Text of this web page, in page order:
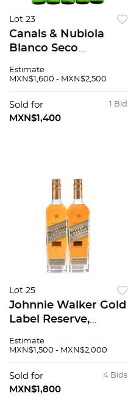
Lot 23
Canals & Nubiola
Blanco Seco
Nivel: Llenado alto
Estimate
MXN$1,600 - MXN$2,500
1 Bid
Sold for
MXN$1,400
Lot 25
Johnnie Walker Gold
Label Reserve,
Whisky. Piezas 2
Estimate
MXN$1,500 - MXN$2,000
4 Bids
Sold for
MXN$1,800